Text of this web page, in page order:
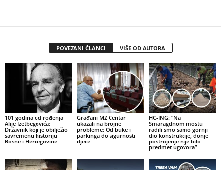
POVEZANI ČLANCI VIŠE OD AUTORA
101 godina od rođenja
Alije Izetbegovića:
Državnik koji je obilježio
savremenu historiju
Bosne i Hercegovine
Građani MZ Centar
ukazali na brojne
probleme: Od buke i
parkinga do sigurnosti
djece
HC-ING: “Na
Smaragdnom mostu
radili smo samo gornji
dio konstrukcije, donje
postrojenje nije bilo
predmet ugovora”